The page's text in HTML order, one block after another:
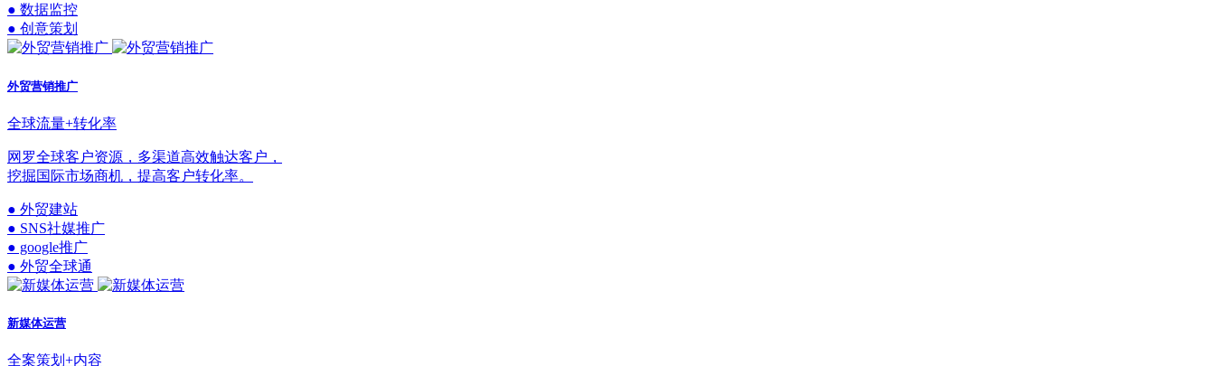
● 数据监控
● 创意策划
外贸营销推广
全球流量+转化率
网罗全球客户资源，多渠道高效触达客户，
挖掘国际市场商机，提高客户转化率。
● 外贸建站
● SNS社媒推广
● google推广
● 外贸全球通
新媒体运营
全案策划+内容